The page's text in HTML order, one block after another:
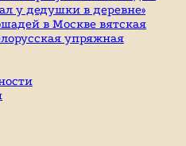
у дедушки в деревне»
в Москве вятская
упряжная